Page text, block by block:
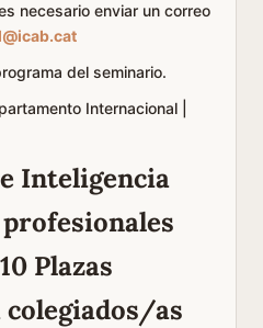
necesario enviar un correo
del seminario.
Internacional |
Inteligencia
Plazas
as